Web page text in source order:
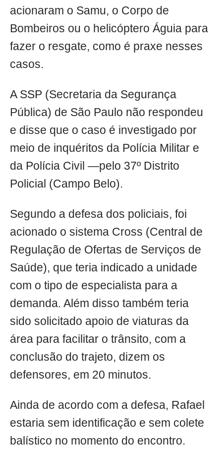
acionaram o Samu, o Corpo de
Bombeiros ou o helicóptero Águia para
fazer o resgate, como é praxe nesses
casos.
A SSP (Secretaria da Segurança
Pública) de São Paulo não respondeu
e disse que o caso é investigado por
meio de inquéritos da Polícia Militar e
da Polícia Civil —pelo 37º Distrito
Policial (Campo Belo).
Segundo a defesa dos policiais, foi
acionado o sistema Cross (Central de
Regulação de Ofertas de Serviços de
Saúde), que teria indicado a unidade
com o tipo de especialista para a
demanda. Além disso também teria
sido solicitado apoio de viaturas da
área para facilitar o trânsito, com a
conclusão do trajeto, dizem os
defensores, em 20 minutos.
Ainda de acordo com a defesa, Rafael
estaria sem identificação e sem colete
balístico no momento do encontro.